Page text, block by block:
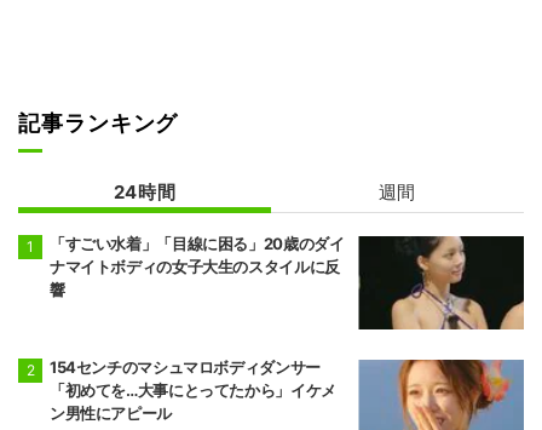
記事ランキング
24時間 週間
「すごい水着」「目線に困る」20歳のダイ
ナマイトボディの女子大生のスタイルに反
響
154センチのマシュマロボディダンサー
「初めてを…大事にとってたから」イケメ
ン男性にアピール